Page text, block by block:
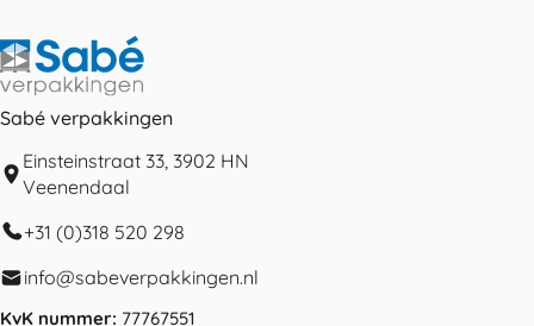
Sabé verpakkingen
Einsteinstraat 33, 3902 HN
Veenendaal
+31 (0)318 520 298
info@sabeverpakkingen.nl
KvK nummer: 77767551